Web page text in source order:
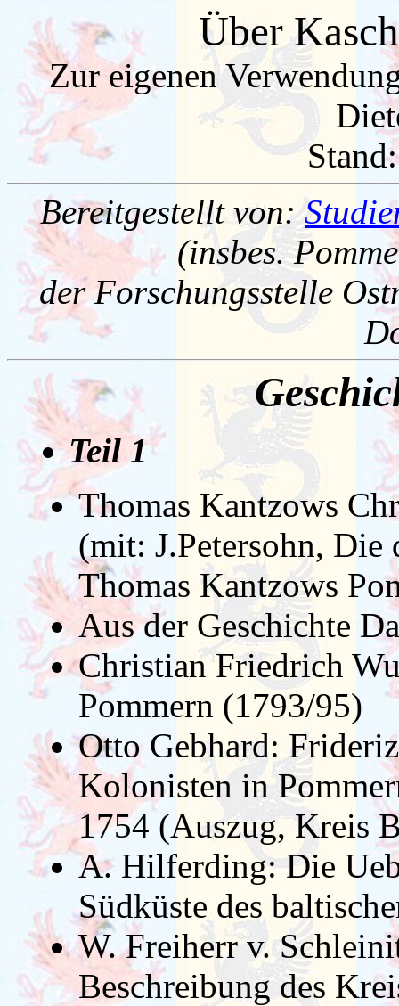
Über
Zur eigenen
Bereitgestellt von:
(insbes.
der Forschungsstelle
Teil 1
Thomas Kantzows
(mit: J.Petersohn, Die
Thomas Kantzows
Aus der Geschichte
Christian Friedrich
Pommern (1793/95)
Otto Gebhard:
Kolonisten in
1754 (Auszug, Kreis
A. Hilferding: Die
Südküste des
W. Freiherr v.
Beschreibung des